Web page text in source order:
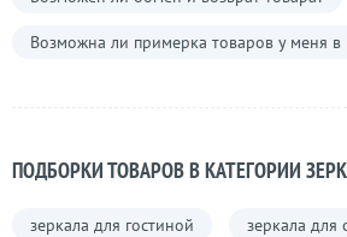
Возможна ли примерка товаров у меня в
ПОДБОРКИ ТОВАРОВ В КАТЕГОРИИ
зеркала для гостиной зеркала для